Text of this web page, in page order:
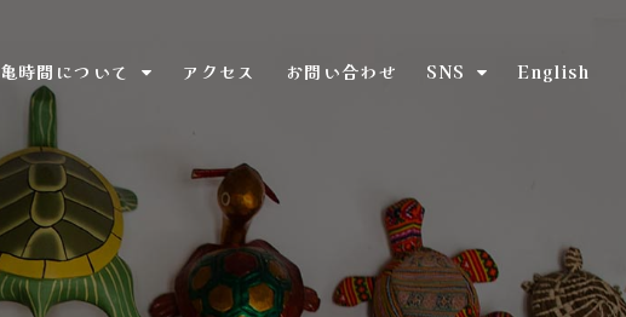
亀時間について アクセス お問い合わせ SNS English